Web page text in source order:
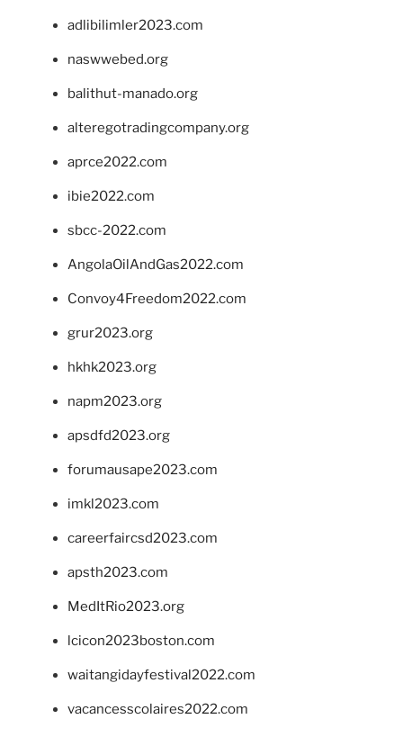
adlibilimler2023.com
naswwebed.org
balithut-manado.org
alteregotradingcompany.org
aprce2022.com
ibie2022.com
sbcc-2022.com
AngolaOilAndGas2022.com
Convoy4Freedom2022.com
grur2023.org
hkhk2023.org
napm2023.org
apsdfd2023.org
forumausape2023.com
imkl2023.com
careerfaircsd2023.com
apsth2023.com
MedItRio2023.org
lcicon2023boston.com
waitangidayfestival2022.com
vacancesscolaires2022.com